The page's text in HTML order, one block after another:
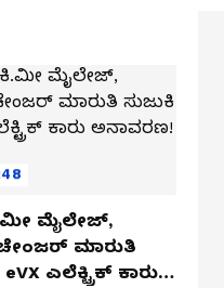
ಮೈಲೇಜ್,
ಮಾರುತಿ